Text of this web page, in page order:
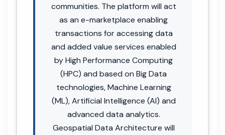
communities. The platform will act
as an e-marketplace enabling
transactions for accessing data
and added value services enabled
by High Performance Computing
(HPC) and based on Big Data
technologies, Machine Learning
(ML), Artificial Intelligence (AI) and
advanced data analytics.
Geospatial Data Architecture will